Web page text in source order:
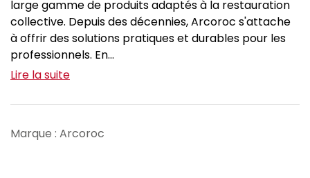
large gamme de produits adaptés à la restauration
collective. Depuis des décennies, Arcoroc s'attache
à offrir des solutions pratiques et durables pour les
professionnels. En...
Lire la suite
Marque : Arcoroc